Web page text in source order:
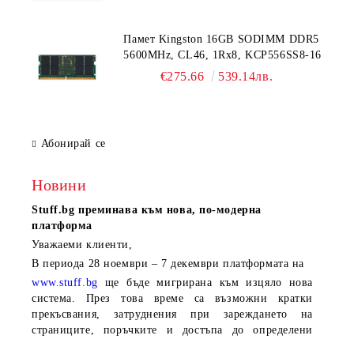
Памет Kingston 16GB SODIMM DDR5
5600MHz, CL46, 1Rx8, KCP556SS8-16
€275.66 539.14лв.
Абонирай се
Новини
Stuff.bg преминава към нова, по-модерна
платформа
Уважаеми клиенти,
В периода 28 ноември – 7 декември платформата на
www.stuff.bg ще бъде мигрирана към изцяло нова
система. През това време са възможни кратки
прекъсвания, затруднения при зареждането на
страниците, поръчките и достъпа до определени